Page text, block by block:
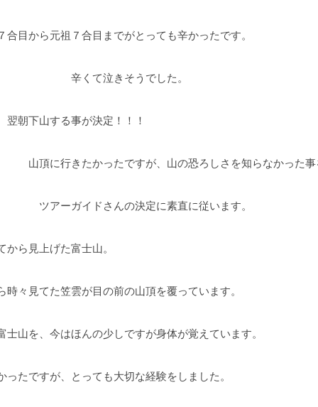
元祖７合目までがとっても辛かったです。
きそうでした。
翌朝下山する事が決定！！！
かったですが、山の恐ろしさを知らなかった事
ドさんの決定に素直に従います。
から見上げた富士山。
時々見てた笠雲が目の前の山頂を覆っています。
士山を、今はほんの少しですが身体が覚えています。
ったですが、とっても大切な経験をしました。